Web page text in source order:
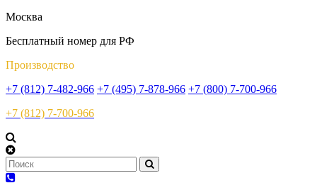
Москва
Бесплатный номер для РФ
Производство
+7 (812) 7-482-966 +7 (495) 7-878-966 +7 (800) 7-700-966
+7 (812) 7-700-966